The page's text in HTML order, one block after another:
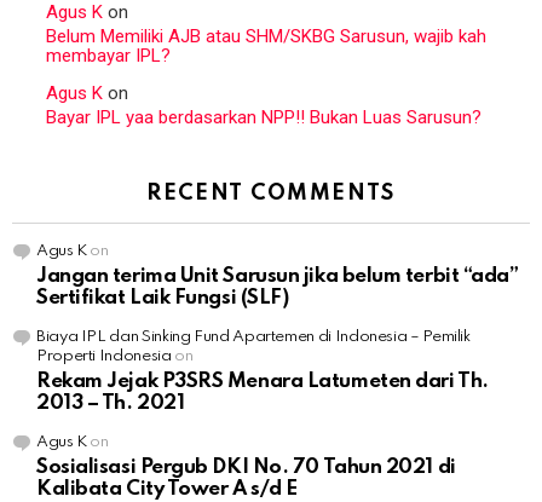
Agus K on
Belum Memiliki AJB atau SHM/SKBG Sarusun, wajib kah
membayar IPL?
Agus K on
Bayar IPL yaa berdasarkan NPP!! Bukan Luas Sarusun?
RECENT COMMENTS
Agus Kon
Jangan terima Unit Sarusun jika belum terbit “ada”
Sertifikat Laik Fungsi (SLF)
Biaya IPL dan Sinking Fund Apartemen di Indonesia – Pemilik
Properti Indonesia on
Rekam Jejak P3SRS Menara Latumeten dari Th.
2013 – Th. 2021
Agus Kon
Sosialisasi Pergub DKI No. 70 Tahun 2021 di
Kalibata City Tower A s/d E